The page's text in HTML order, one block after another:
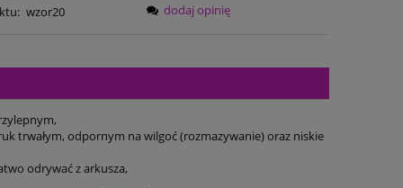
wzor20
dodaj opinię
trwałym, odpornym na wilgoć (rozmazywanie) oraz niskie
odrywać z arkusza,